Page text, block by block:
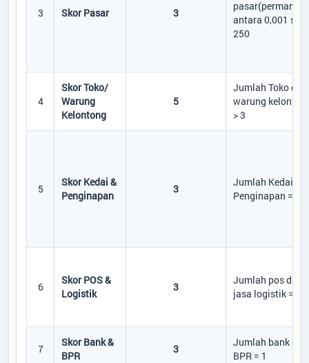
3 Skor Pasar 3
antara 0,001 s.d
250
4
Skor Toko/
Warung
Kelontong
5
Jumlah Toko dan
warung
> 3
5
Skor Kedai &
Penginapan
3
Jumlah Kedai
Penginapan = 1
6
Skor POS &
Logistik
3
Jumlah pos dan
jasa logistik = 1
7
Skor Bank &
BPR
3
Jumlah bank dan
BPR = 1